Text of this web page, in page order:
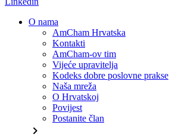
O nama
AmCham Hrvatska
Kontakti
AmCham-ov tim
Vijeće upravitelja
Kodeks dobre poslovne prakse
Naša mreža
O Hrvatskoj
Povijest
Postanite član
chevron_right